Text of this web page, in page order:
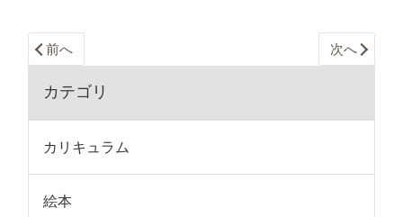
前へ 次へ
カテゴリ
カリキュラム
絵本